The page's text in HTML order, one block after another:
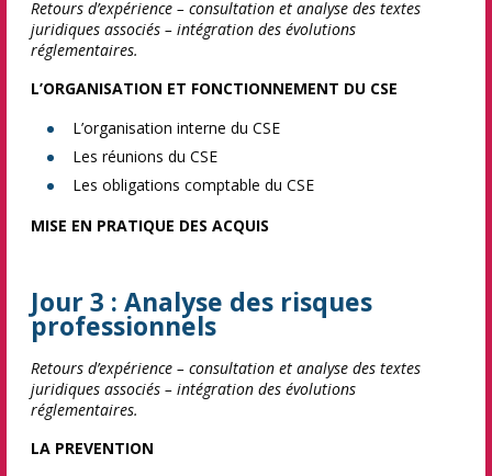
Retours d’expérience – consultation et analyse des textes
juridiques associés – intégration des évolutions
réglementaires.
L’ORGANISATION ET FONCTIONNEMENT DU CSE
L’organisation interne du CSE
Les réunions du CSE
Les obligations comptable du CSE
MISE EN PRATIQUE DES ACQUIS
Jour 3 : Analyse des risques
professionnels
Retours d’expérience – consultation et analyse des textes
juridiques associés – intégration des évolutions
réglementaires.
LA PREVENTION